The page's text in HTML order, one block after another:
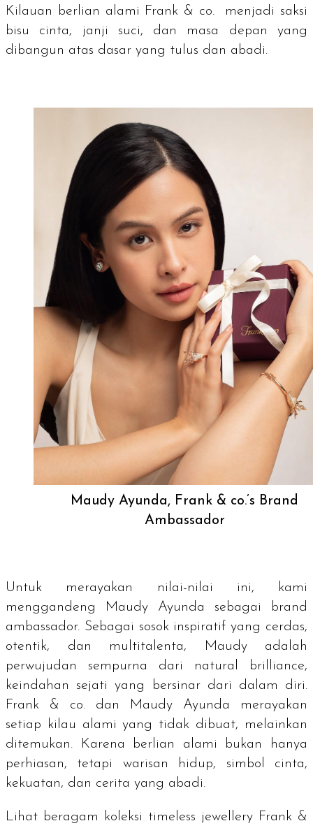
Kilauan berlian alami Frank & co. menjadi saksi
bisu cinta, janji suci, dan masa depan yang
dibangun atas dasar yang tulus dan abadi.
Maudy Ayunda, Frank & co.’s Brand
Ambassador
Untuk merayakan nilai-nilai ini, kami
menggandeng Maudy Ayunda sebagai
brand
ambassador. Sebagai sosok inspiratif yang cerdas,
otentik, dan multitalenta, Maudy adalah
perwujudan sempurna dari natural brilliance,
keindahan sejati yang bersinar dari dalam diri.
Frank & co. dan Maudy Ayunda merayakan
setiap kilau alami yang tidak dibuat, melainkan
ditemukan. Karena berlian alami bukan hanya
perhiasan, tetapi warisan hidup, simbol cinta,
kekuatan, dan cerita yang abadi.
Lihat beragam koleksi timeless jewellery Frank &